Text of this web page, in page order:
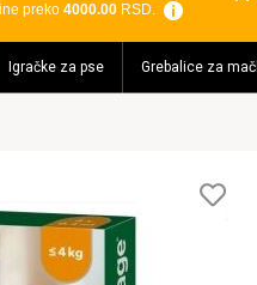
preko 4000.00RSD.
Igračke za pse Grebalice za